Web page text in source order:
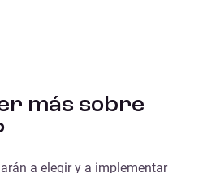
más sobre
a elegir y a implementar